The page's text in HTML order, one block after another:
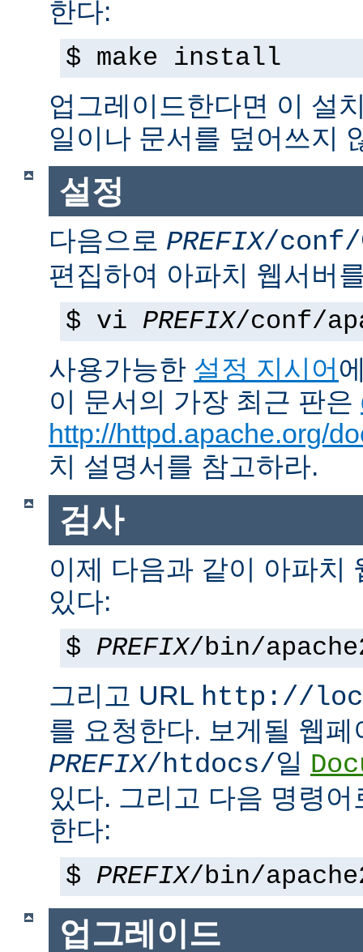
한다:
$ make install
업그레이드한다면 이 설
일이나 문서를 덮어쓰지
설정
다음으로 PREFIX/conf/
편집하여 아파치 웹서버
$ vi PREFIX/conf/
사용가능한 설정 지시어
이 문서의 가장 최근 판은
http://httpd.apache.org/
치 설명서를 참고하라.
검사
이제 다음과 같이 아파치
있다:
$ PREFIX/bin/
그리고 URL http://
를 요청한다. 보게될 웹
PREFIX/htdocs/일
있다. 그리고 다음 명령
한다:
$ PREFIX/bin/
업그레이드